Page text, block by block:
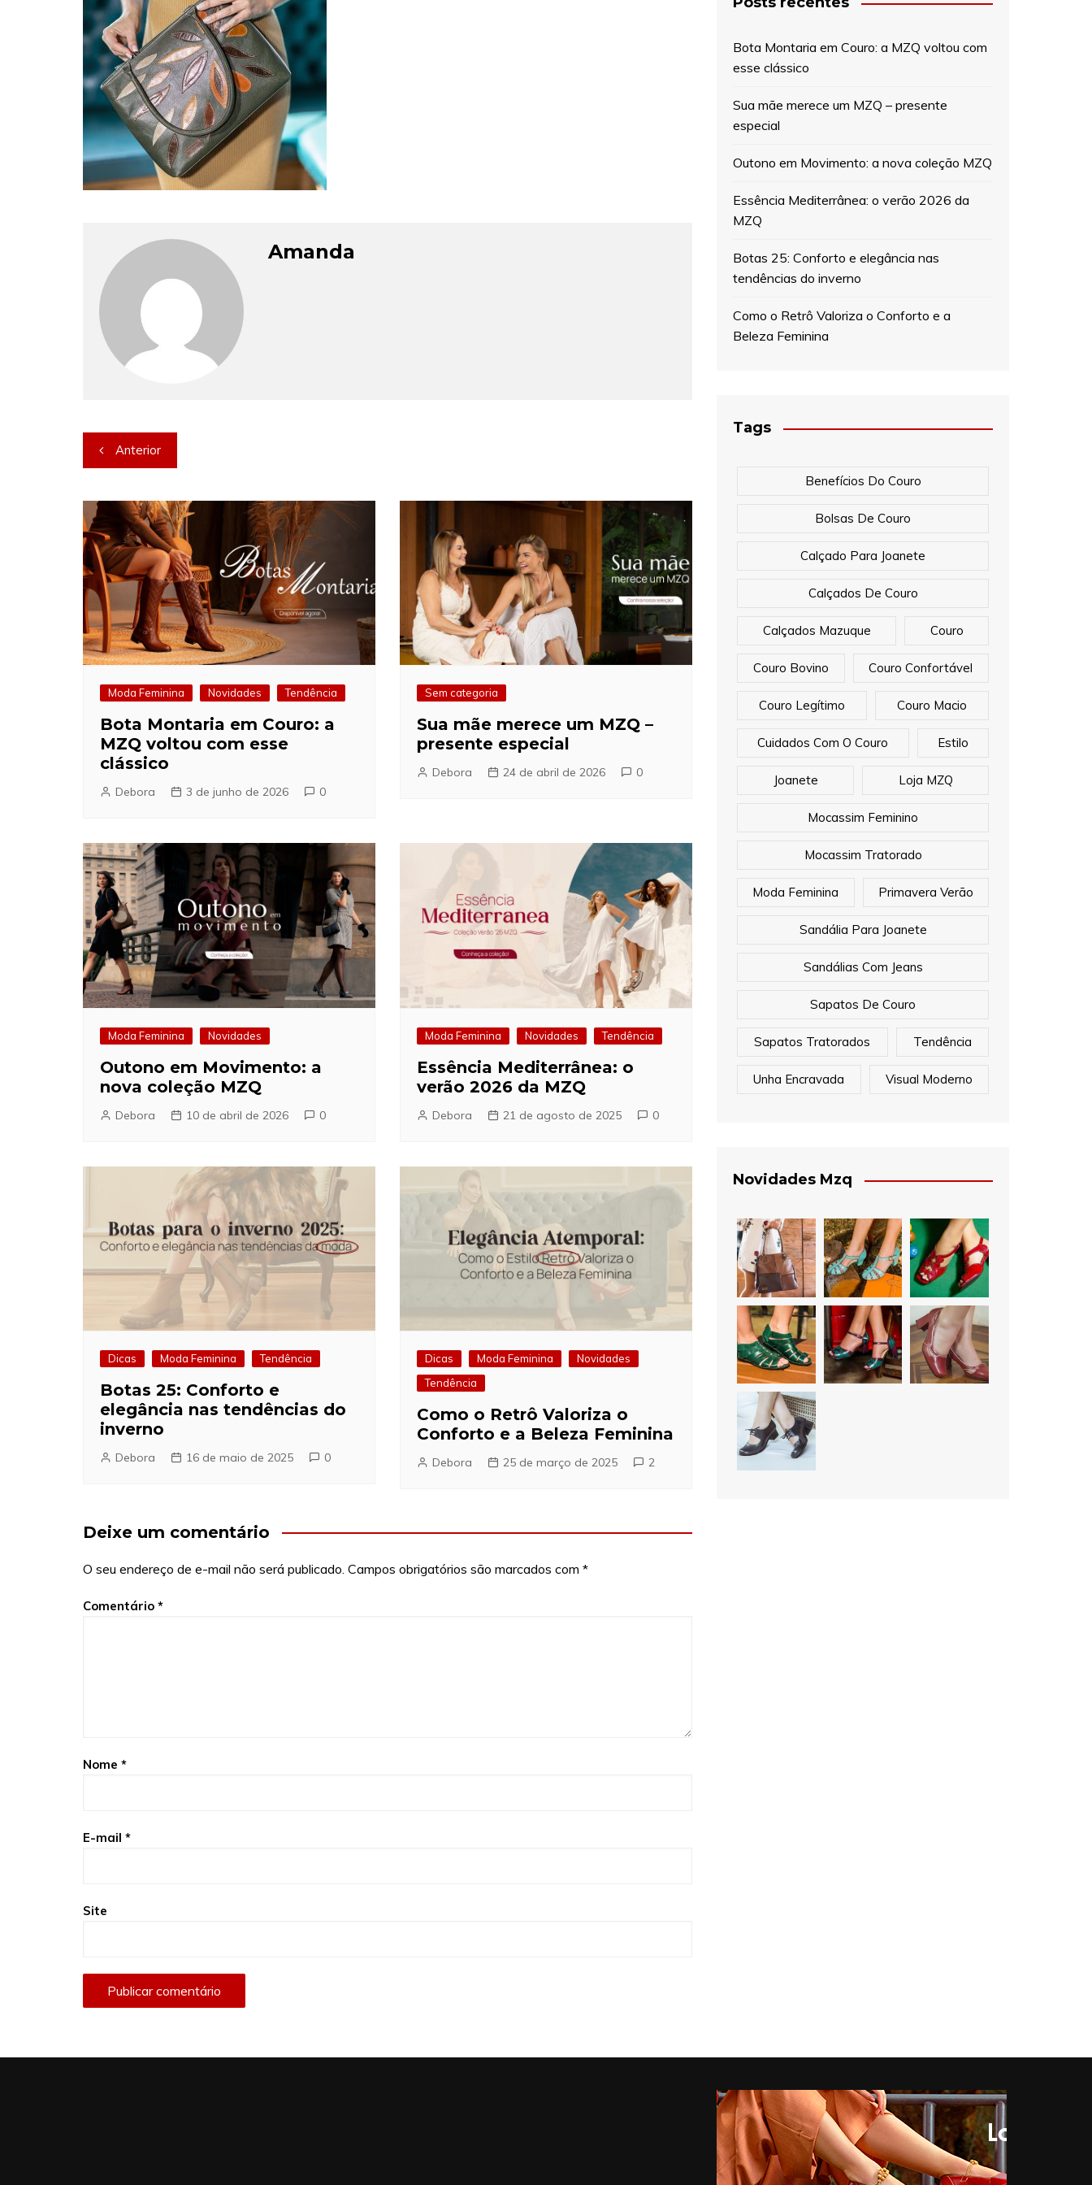
Amanda
Navegação
de
Post
Anterior
Moda Feminina Novidades Tendência
Bota Montaria em Couro: a
MZQ voltou com esse
clássico
Debora 3 de junho de 2026 0
Sem categoria
Sua mãe merece um MZQ –
presente especial
Debora 24 de abril de 2026 0
Moda Feminina Novidades
Outono em Movimento: a
nova coleção MZQ
Debora 10 de abril de 2026 0
Moda Feminina Novidades Tendência
Essência Mediterrânea: o
verão 2026 da MZQ
Debora 21 de agosto de 2025 0
Dicas Moda Feminina Tendência
Botas 25: Conforto e
elegância nas tendências do
inverno
Debora 16 de maio de 2025 0
Dicas Moda Feminina
Novidades
Tendência
Como o Retrô Valoriza o
Conforto e a Beleza Feminina
Debora 25 de março de 2025 2
Deixe um comentário
O seu endereço de e-mail não será publicado. Campos obrigatórios são marcados com *
Comentário *
Nome *
E-mail *
Site
Bota Montaria em Couro: a MZQ voltou com
esse clássico
Sua mãe merece um MZQ – presente
especial
Outono em Movimento: a nova coleção MZQ
Essência Mediterrânea: o verão 2026 da
MZQ
Botas 25: Conforto e elegância nas
tendências do inverno
Como o Retrô Valoriza o Conforto e a
Beleza Feminina
Tags
Benefícios Do Couro
Bolsas De Couro
Calçado Para Joanete
Calçados De Couro
Calçados Mazuque Couro
Couro Bovino Couro Confortável
Couro Legítimo Couro Macio
Cuidados Com O Couro Estilo
Joanete Loja MZQ
Mocassim Feminino
Mocassim Tratorado
Moda Feminina Primavera Verão
Sandália Para Joanete
Sandálias Com Jeans
Sapatos De Couro
Sapatos Tratorados Tendência
Unha Encravada Visual Moderno
Novidades Mzq